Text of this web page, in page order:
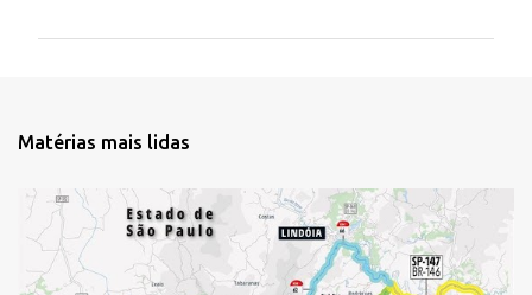
t
i
o
Matérias mais lidas